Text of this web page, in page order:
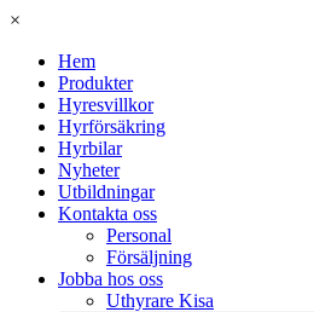
×
Hem
Produkter
Hyresvillkor
Hyrförsäkring
Hyrbilar
Nyheter
Utbildningar
Kontakta oss
Personal
Försäljning
Jobba hos oss
Uthyrare Kisa